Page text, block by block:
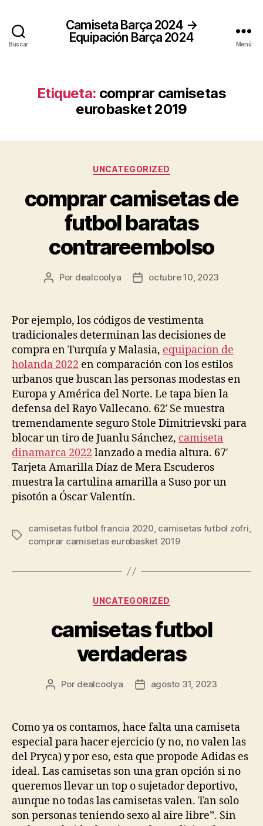
Buscar
Camiseta Barça 2024 →
Equipación Barça 2024
Menú
Etiqueta: comprar camisetas
eurobasket 2019
Categorías
UNCATEGORIZED
comprar camisetas de
futbol baratas
contrareembolso
Autor
entrada
Por dealcoolya
Fecha
entrada
octubre 10, 2023
Por ejemplo, los códigos de vestimenta
tradicionales determinan las decisiones de
compra en Turquía y Malasia, equipacion de
holanda 2022 en comparación con los estilos
urbanos que buscan las personas modestas en
Europa y América del Norte. Le tapa bien la
defensa del Rayo Vallecano. 62′ Se muestra
tremendamente seguro Stole Dimitrievski para
blocar un tiro de Juanlu Sánchez, camiseta
dinamarca 2022 lanzado a media altura. 67′
Tarjeta Amarilla Díaz de Mera Escuderos
muestra la cartulina amarilla a Suso por un
pisotón a Óscar Valentín.
Etiquetas
camisetas futbol francia 2020 camisetas futbol zofri
comprar camisetas eurobasket 2019
Categorías
UNCATEGORIZED
camisetas futbol
verdaderas
Autor
entrada
Por dealcoolya
Fecha
entrada
agosto 31, 2023
Como ya os contamos, hace falta una camiseta
especial para hacer ejercicio (y no, no valen las
del Pryca) y por eso, esta que propode Adidas es
ideal. Las camisetas son una gran opción si no
queremos llevar un top o sujetador deportivo,
aunque no todas las camisetas valen. Tan solo
son personas teniendo sexo al aire libre”. Sin